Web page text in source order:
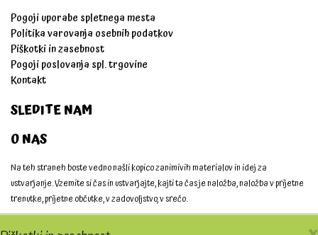
Pogoji uporabe spletnega mesta
Politika varovanja osebnih podatkov
Piškotki in zasebnost
Pogoji poslovanja spl. trgovine
Kontakt
SLEDITE NAM
O NAS
Na teh straneh boste vedno našli kopico zanimivih materialov in idej za
ustvarjanje. Vzemite si čas in ustvarjajte, kajti ta čas je naložba, naložba v prijetne
trenutke, prijetne občutke, v zadovoljstvo, v srečo.
Ustvarjajmo skupaj!